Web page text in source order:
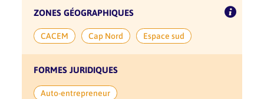
ZONES GÉOGRAPHIQUES
CACEM Cap Nord Espace sud
FORMES JURIDIQUES
Auto-entrepreneur